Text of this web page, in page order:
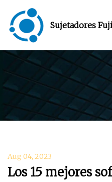
Sujetadores
Aug 04, 2023
Los 15 mejores